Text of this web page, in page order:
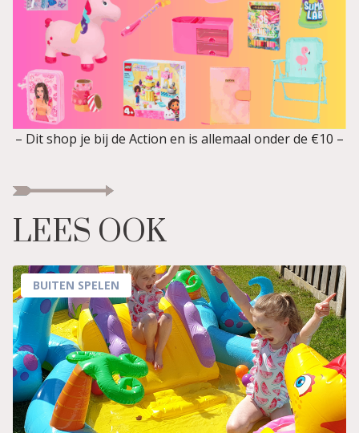
– Dit shop je bij de Action en is allemaal onder de €10 –
LEES OOK
BUITEN SPELEN